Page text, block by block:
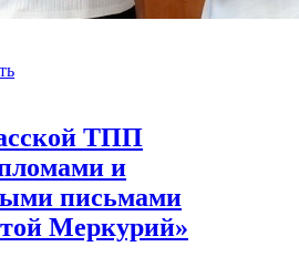
ТПП
и
письмами
Меркурий»